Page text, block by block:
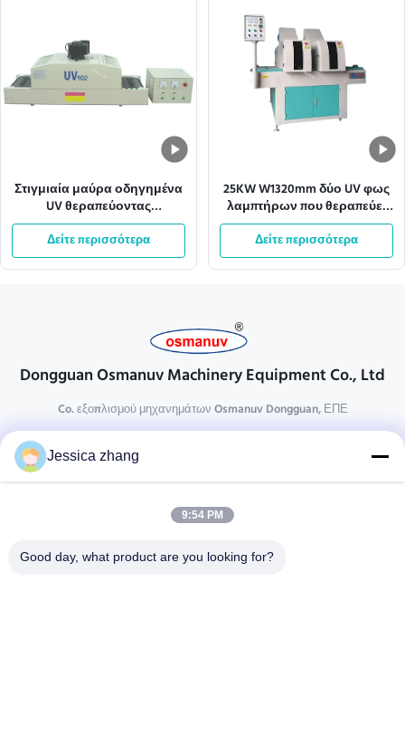
Στιγμιαία μαύρα οδηγημένα
UV θεραπεύοντας
συστήματα μεταφορέων
2.15KW 13m/Min
Δείτε περισσότερα
25KW W1320mm δύο UV φως
λαμπτήρων που θεραπεύει
τα συστήματα μεταφορέων
μηχανών
Δείτε περισσότερα
Dongguan Osmanuv Machinery Equipment Co., Ltd
Co. εξοπλισμού μηχανημάτων Osmanuv Dongguan, ΕΠΕ
28 δεύτερος ο βιομηχανικός, wei Liu chong, Wanjiang,
DongGuan, Guangdong, Κίνα
osmanuv@hotmail.com
Jessica zhang
9:54 PM
Good day, what product are you looking for?